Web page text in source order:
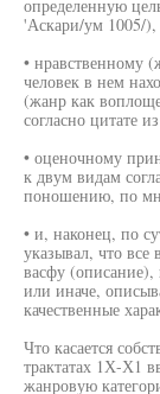
определенную
'Аскари/ум 1005/),
• нравственному
человек в нем
(жанр как
согласно цитате
• оценочному
к двум видам
поношению, по
• и, наконец, по
указывал, что
васфу (описание),
или иначе,
качественные
Что касается
трактатах 1Х-Х1
жанровую